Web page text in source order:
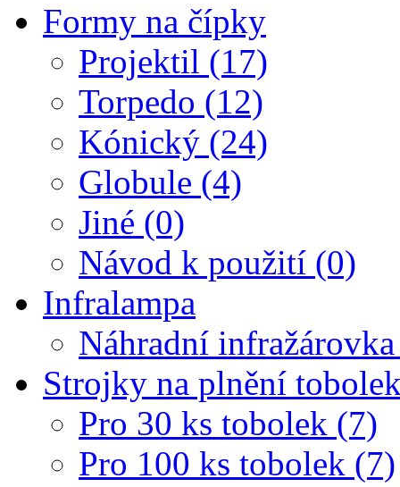
Formy na čípky
Projektil (17)
Torpedo (12)
Kónický (24)
Globule (4)
Jiné (0)
Návod k použití (0)
Infralampa
Náhradní
Strojky na plnění
Pro 30 ks tobolek (7)
Pro 100 ks tobolek (7)